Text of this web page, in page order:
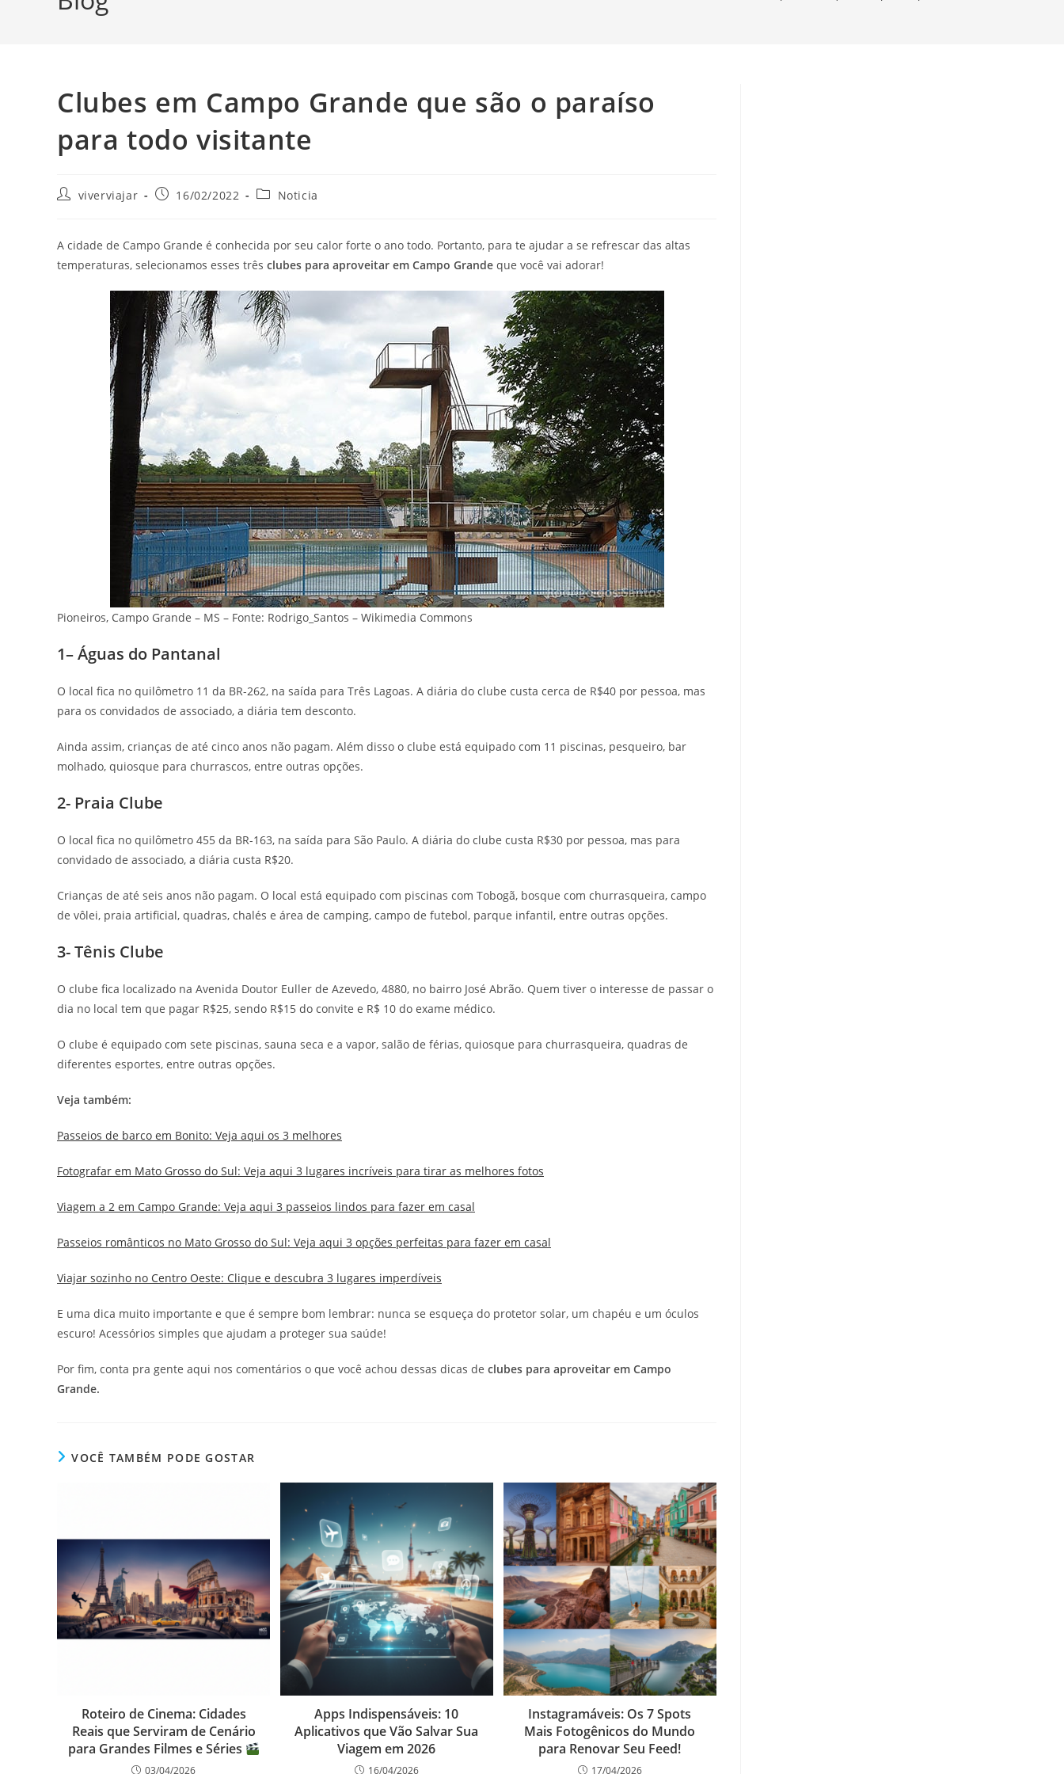
Clubes em Campo Grande que são o paraíso
para todo visitante
Autorviverviajar
Post16/02/2022
Categoria
Noticia
A cidade de Campo Grande é conhecida por seu calor forte o ano todo. Portanto, para te ajudar a se refrescar das altas
temperaturas, selecionamos esses três clubes para aproveitar em Campo Grande que você vai adorar!
Pioneiros, Campo Grande – MS – Fonte: Rodrigo_Santos – Wikimedia Commons
1– Águas do Pantanal
O local fica no quilômetro 11 da BR-262, na saída para Três Lagoas. A diária do clube custa cerca de R$40 por pessoa, mas
para os convidados de associado, a diária tem desconto.
Ainda assim, crianças de até cinco anos não pagam. Além disso o clube está equipado com 11 piscinas, pesqueiro, bar
molhado, quiosque para churrascos, entre outras opções.
2- Praia Clube
O local fica no quilômetro 455 da BR-163, na saída para São Paulo. A diária do clube custa R$30 por pessoa, mas para
convidado de associado, a diária custa R$20.
Crianças de até seis anos não pagam. O local está equipado com piscinas com Tobogã, bosque com churrasqueira, campo
de vôlei, praia artificial, quadras, chalés e área de camping, campo de futebol, parque infantil, entre outras opções.
3- Tênis Clube
O clube fica localizado na Avenida Doutor Euller de Azevedo, 4880, no bairro José Abrão. Quem tiver o interesse de passar o
dia no local tem que pagar R$25, sendo R$15 do convite e R$ 10 do exame médico.
O clube é equipado com sete piscinas, sauna seca e a vapor, salão de férias, quiosque para churrasqueira, quadras de
diferentes esportes, entre outras opções.
Veja também:
Passeios de barco em Bonito: Veja aqui os 3 melhores
Fotografar em Mato Grosso do Sul: Veja aqui 3 lugares incríveis para tirar as melhores fotos
Viagem a 2 em Campo Grande: Veja aqui 3 passeios lindos para fazer em casal
Passeios românticos no Mato Grosso do Sul: Veja aqui 3 opções perfeitas para fazer em casal
Viajar sozinho no Centro Oeste: Clique e descubra 3 lugares imperdíveis
E uma dica muito importante e que é sempre bom lembrar: nunca se esqueça do protetor solar, um chapéu e um óculos
escuro! Acessórios simples que ajudam a proteger sua saúde!
Por fim, conta pra gente aqui nos comentários o que você achou dessas dicas de clubes para aproveitar em Campo
Grande.
VOCÊ TAMBÉM PODE GOSTAR
Roteiro de Cinema: Cidades
Reais que Serviram de Cenário
para Grandes Filmes e Séries
03/04/2026
Apps Indispensáveis: 10
Aplicativos que Vão Salvar Sua
Viagem em 2026
16/04/2026
Instagramáveis: Os 7 Spots
Mais Fotogênicos do Mundo
para Renovar Seu Feed!
17/04/2026